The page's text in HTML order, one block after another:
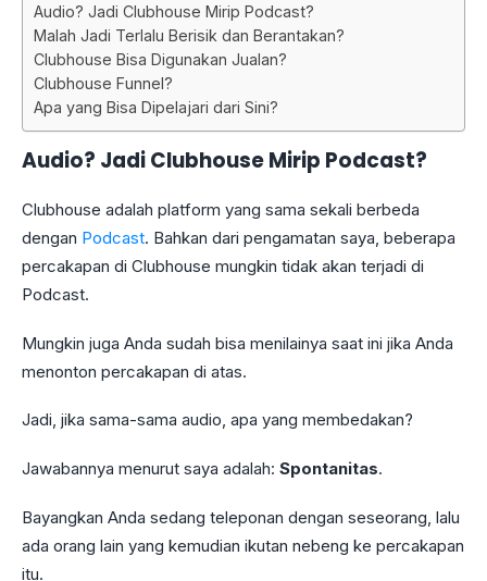
Audio? Jadi Clubhouse Mirip Podcast?
Malah Jadi Terlalu Berisik dan Berantakan?
Clubhouse Bisa Digunakan Jualan?
Clubhouse Funnel?
Apa yang Bisa Dipelajari dari Sini?
Audio? Jadi Clubhouse Mirip Podcast?
Clubhouse adalah platform yang sama sekali berbeda
dengan Podcast. Bahkan dari pengamatan saya, beberapa
percakapan di Clubhouse mungkin tidak akan terjadi di
Podcast.
Mungkin juga Anda sudah bisa menilainya saat ini jika Anda
menonton percakapan di atas.
Jadi, jika sama-sama audio, apa yang membedakan?
Jawabannya menurut saya adalah: Spontanitas.
Bayangkan Anda sedang teleponan dengan seseorang, lalu
ada orang lain yang kemudian ikutan nebeng ke percakapan
itu.